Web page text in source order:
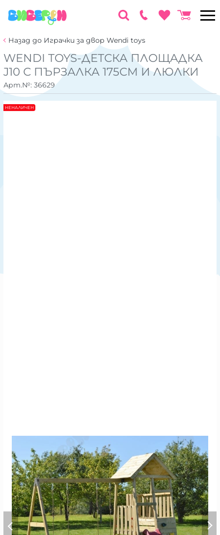
Назад до Играчки за двор Wendi toys
WENDI TOYS-ДЕТСКА ПЛОЩАДКА
J10 С ПЪРЗАЛКА 175СМ И ЛЮЛКИ
Арт.№: 36629
НЕНАЛИЧЕН